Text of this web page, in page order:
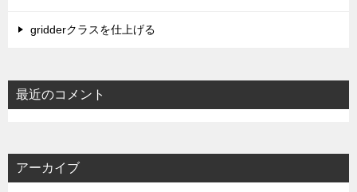
gridderクラスを仕上げる
最近のコメント
アーカイブ